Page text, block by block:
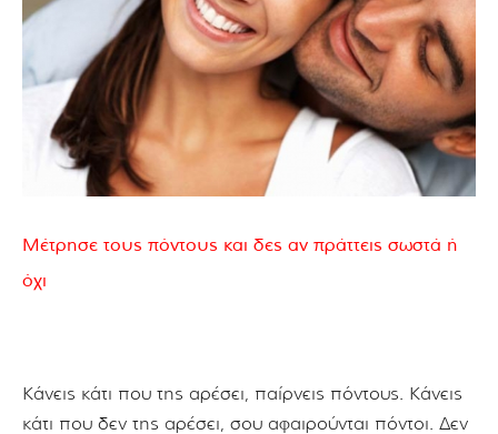
Μέτρησε τους πόντους και δες αν πράττεις σωστά ή
όχι
Κάνεις κάτι που της αρέσει, παίρνεις πόντους. Κάνεις
κάτι που δεν της αρέσει, σου αφαιρούνται πόντοι. Δεν